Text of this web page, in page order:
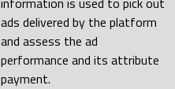
ads delivered by the platform
and assess the ad
performance and its attribute
payment.